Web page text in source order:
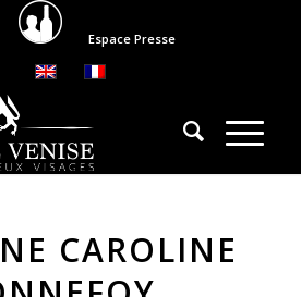
Espace Presse
CAROLINE